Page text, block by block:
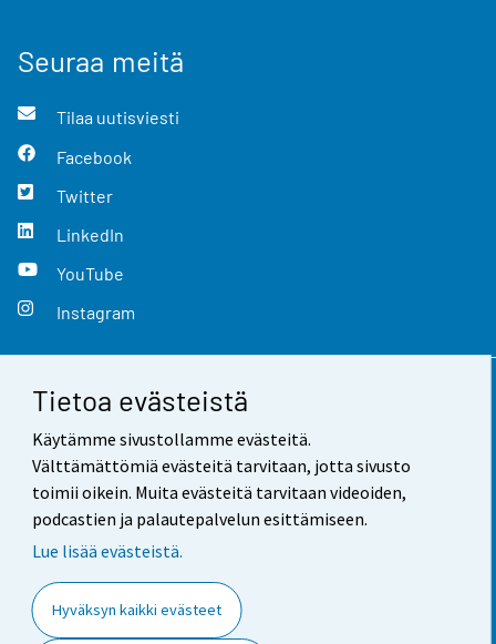
Tietoa evästeistä
Käytämme sivustollamme evästeitä.
Välttämättömiä evästeitä tarvitaan, jotta sivusto
toimii oikein. Muita evästeitä tarvitaan videoiden,
podcastien ja palautepalvelun esittämiseen.
Lue lisää evästeistä.
Hyväksyn kaikki evästeet
Seuraa meitä
Tilaa uutisviesti
Facebook
Twitter
LinkedIn
YouTube
Instagram
Yhteystiedot
Palaute
Käyttöehdot
Saavutettavuus
Tietoa sivustosta